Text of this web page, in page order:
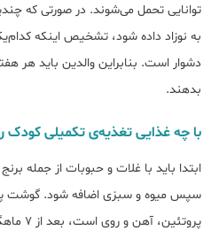
توانایی تحمل می‌شوند. در صورتی که
به نوزاد داده شود، تشخیص اینکه
دشوار است. بنابراین والدین باید هر
بدهند.
با چه غذایی تغذیه‌ی تکمیلی کودک
ابتدا باید با غلات و حبوبات از جمله
سپس میوه و سبزی اضافه شود. گوشت